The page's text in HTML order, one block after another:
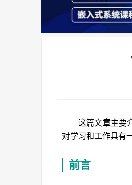
这篇文章主要
对学习和工作具有
前言